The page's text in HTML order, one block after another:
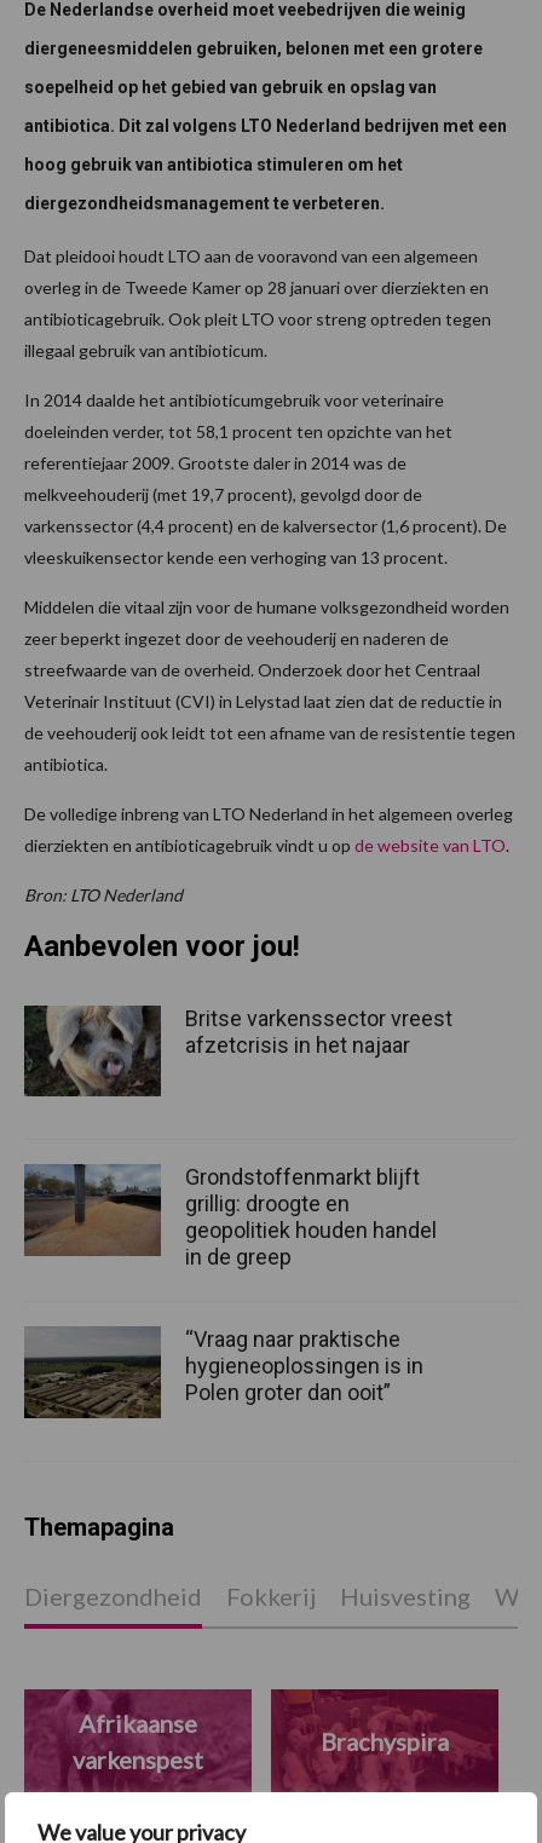
We value your privacy
De Nederlandse overheid moet veebedrijven die weinig
diergeneesmiddelen gebruiken, belonen met een grotere
soepelheid op het gebied van gebruik en opslag van
antibiotica. Dit zal volgens LTO Nederland bedrijven met een
hoog gebruik van antibiotica stimuleren om het
diergezondheidsmanagement te verbeteren.
Dat pleidooi houdt LTO aan de vooravond van een algemeen
overleg in de Tweede Kamer op 28 januari over dierziekten en
antibioticagebruik. Ook pleit LTO voor streng optreden tegen
illegaal gebruik van antibioticum.
In 2014 daalde het antibioticumgebruik voor veterinaire
doeleinden verder, tot 58,1 procent ten opzichte van het
referentiejaar 2009. Grootste daler in 2014 was de
melkveehouderij (met 19,7 procent), gevolgd door de
varkenssector (4,4 procent) en de kalversector (1,6 procent). De
vleeskuikensector kende een verhoging van 13 procent.
Middelen die vitaal zijn voor de humane volksgezondheid worden
zeer beperkt ingezet door de veehouderij en naderen de
streefwaarde van de overheid. Onderzoek door het Centraal
Veterinair Instituut (CVI) in Lelystad laat zien dat de reductie in
de veehouderij ook leidt tot een afname van de resistentie tegen
antibiotica.
De volledige inbreng van LTO Nederland in het algemeen overleg
dierziekten en antibioticagebruik vindt u op de website van LTO.
Bron: LTO Nederland
Aanbevolen voor jou!
Britse varkenssector vreest
afzetcrisis in het najaar
Grondstoffenmarkt blijft
grillig: droogte en
geopolitiek houden handel
in de greep
“Vraag naar praktische
hygieneoplossingen is in
Polen groter dan ooit”
Themapagina
Diergezondheid Fokkerij Huisvesting
Afrikaanse
varkenspest
Brachyspira